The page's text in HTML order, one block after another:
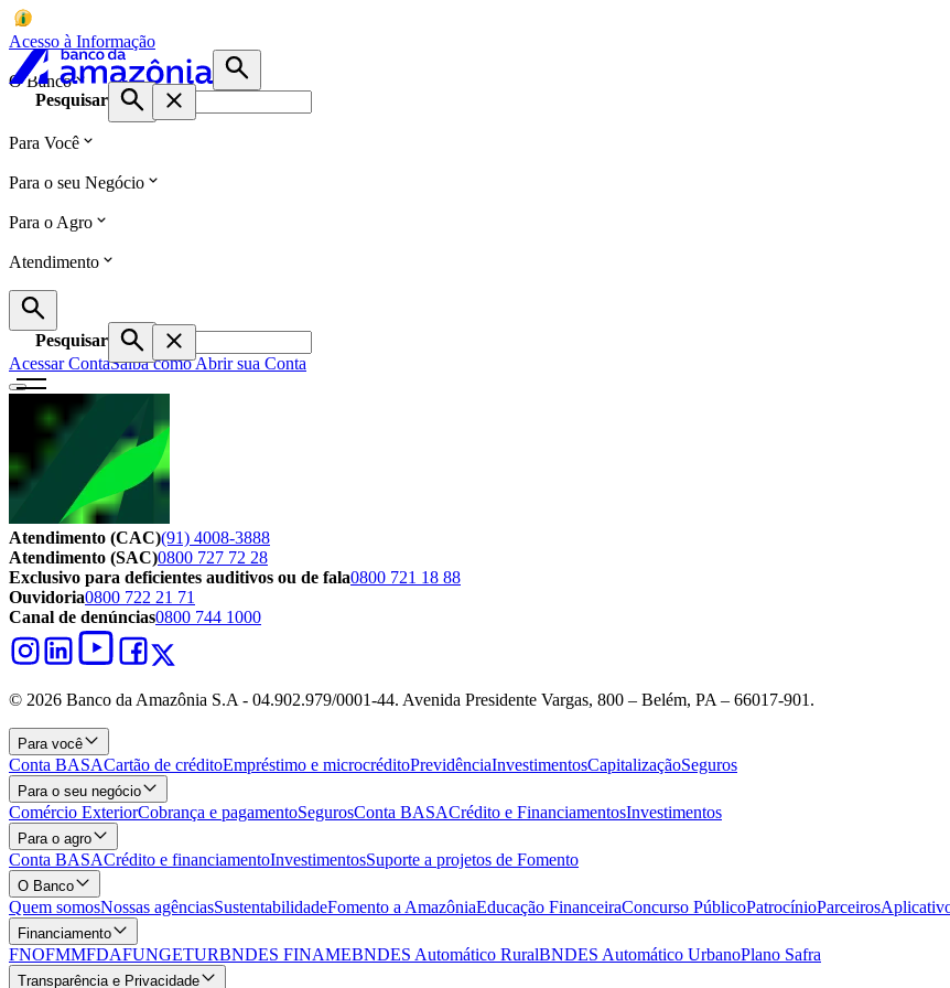
Acesso à Informação
O Banco
Pesquisar
Para Você
Para o seu Negócio
Para o Agro
Atendimento
Pesquisar
Acessar ContaSaiba como Abrir sua Conta
Atendimento (CAC)(91) 4008-3888
Atendimento (SAC)0800 727 72 28
Exclusivo para deficientes auditivos ou de fala0800 721 18 88
Ouvidoria0800 722 21 71
Canal de denúncias0800 744 1000
© 2026 Banco da Amazônia S.A - 04.902.979/0001‐44. Avenida Presidente Vargas, 800 – Belém, PA – 66017-901.
Para você
Conta BASACartão de créditoEmpréstimo e microcréditoPrevidênciaInvestimentosCapitalizaçãoSeguros
Para o seu negócio
Comércio ExteriorCobrança e pagamentoSegurosConta BASACrédito e FinanciamentosInvestimentos
Para o agro
Conta BASACrédito e financiamentoInvestimentosSuporte a projetos de Fomento
O Banco
Quem somosNossas agênciasSustentabilidadeFomento a AmazôniaEducação FinanceiraConcurso PúblicoPatrocínioParceiros
Financiamento
FNOFMMFDAFUNGETURBNDES FINAMEBNDES Automático RuralBNDES Automático UrbanoPlano Safra
Transparência e Privacidade